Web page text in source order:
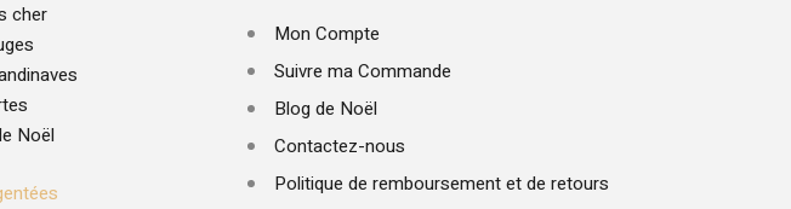
cher
Noël
Mon Compte
Suivre ma Commande
Blog de Noël
Contactez-nous
Politique de remboursement et de retours